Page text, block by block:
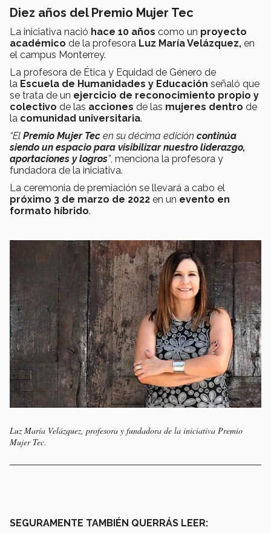
Diez años del Premio Mujer Tec
La iniciativa nació hace 10 años como un proyecto
académico de la profesora Luz María Velázquez, en
el campus Monterrey.
La profesora de Ética y Equidad de Género de
la Escuela de Humanidades y Educación señaló que
se trata de un ejercicio de reconocimiento propio y
colectivo de las acciones de las mujeres dentro de
la comunidad universitaria.
“El Premio Mujer Tec en su décima edición continúa
siendo un espacio para visibilizar nuestro liderazgo,
aportaciones y logros”, menciona la profesora y
fundadora de la iniciativa.
La ceremonia de premiación se llevará a cabo el
próximo 3 de marzo de 2022 en un evento en
formato híbrido.
Luz María Velázquez, profesora y fundadora de la iniciativa Premio
Mujer Tec.
SEGURAMENTE TAMBIÉN QUERRÁS LEER: